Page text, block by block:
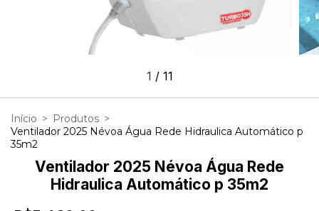
1 / 11
Início > Produtos >
Ventilador 2025 Névoa Água Rede Hidraulica Automático p
35m2
Ventilador 2025 Névoa Água Rede
Hidraulica Automático p 35m2